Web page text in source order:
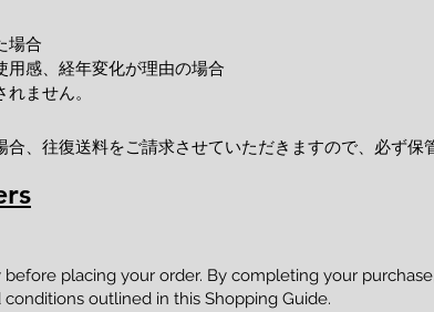
場合
感、経年変化が理由の場合
ません。
、往復送料をご請求させていただきますので、必ず保
placing your order. By completing your
outlined in this Shopping Guide.